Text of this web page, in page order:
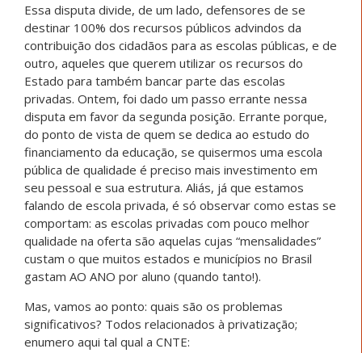
Essa disputa divide, de um lado, defensores de se
destinar 100% dos recursos públicos advindos da
contribuição dos cidadãos para as escolas públicas, e de
outro, aqueles que querem utilizar os recursos do
Estado para também bancar parte das escolas
privadas. Ontem, foi dado um passo errante nessa
disputa em favor da segunda posição. Errante porque,
do ponto de vista de quem se dedica ao estudo do
financiamento da educação, se quisermos uma escola
pública de qualidade é preciso mais investimento em
seu pessoal e sua estrutura. Aliás, já que estamos
falando de escola privada, é só observar como estas se
comportam: as escolas privadas com pouco melhor
qualidade na oferta são aquelas cujas “mensalidades”
custam o que muitos estados e municípios no Brasil
gastam AO ANO por aluno (quando tanto!).
Mas, vamos ao ponto: quais são os problemas
significativos? Todos relacionados à privatização;
enumero aqui tal qual a CNTE: